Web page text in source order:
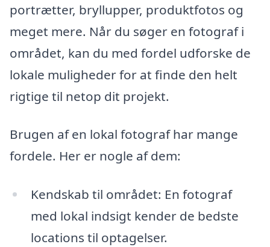
portrætter, bryllupper, produktfotos og
meget mere. Når du søger en fotograf i
området, kan du med fordel udforske de
lokale muligheder for at finde den helt
rigtige til netop dit projekt.
Brugen af en lokal fotograf har mange
fordele. Her er nogle af dem:
Kendskab til området: En fotograf
med lokal indsigt kender de bedste
locations til optagelser.